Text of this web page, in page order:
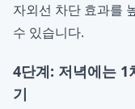
자외선 차단 효과를
수 있습니다.
4단계: 저녁에는 1
기